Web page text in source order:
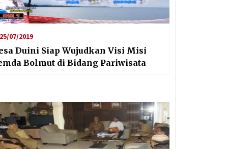
07/2019
Duini Siap Wujudkan Visi Misi
Bolmut di Bidang Pariwisata